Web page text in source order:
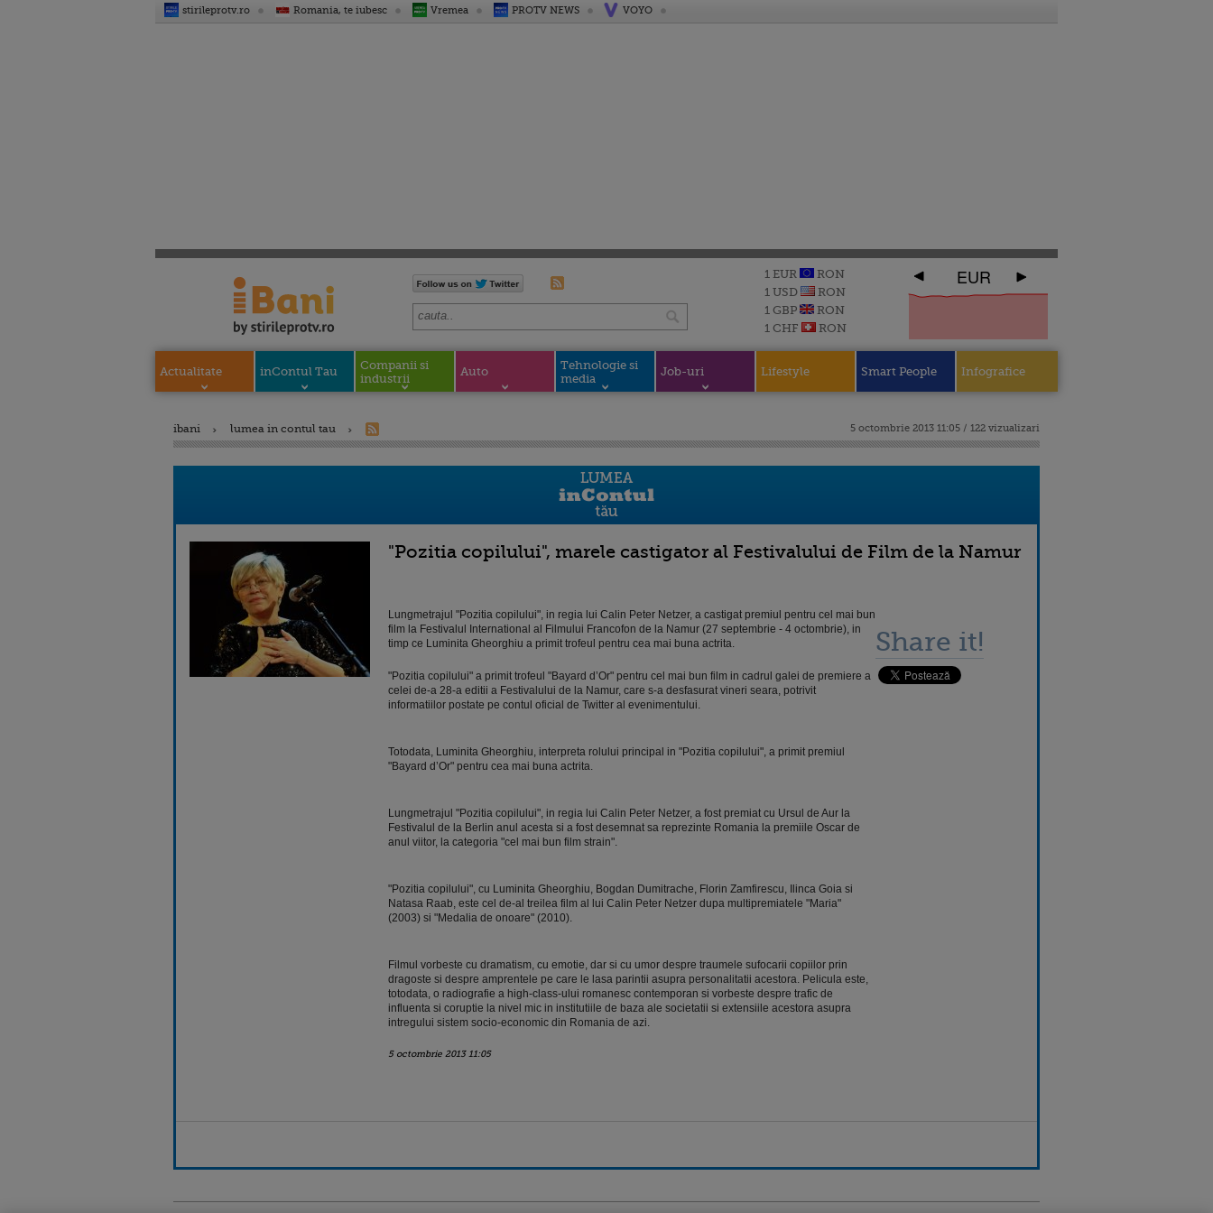
stirileprotv.ro Romania, te iubesc Vremea PROTV NEWS VOYO
1 EUR
RON
1 USD
RON
1 GBP
RON
1 CHF
RON
EUR
Actualitate inContul Tau
Companii si
industrii
Auto
Tehnologie si
media
Job-uri Lifestyle Smart People Infografice
ibani lumea in contul tau 5 octombrie 2013 11:05 / 122 vizualizari
"Pozitia copilului", marele castigator al Festivalului de Film de la Namur
Lungmetrajul "Pozitia copilului", in regia lui Calin Peter Netzer, a castigat premiul pentru cel mai bun
film la Festivalul International al Filmului Francofon de la Namur (27 septembrie - 4 octombrie), in
timp ce Luminita Gheorghiu a primit trofeul pentru cea mai buna actrita.
"Pozitia copilului" a primit trofeul "Bayard d’Or" pentru cel mai bun film in cadrul galei de premiere a
celei de-a 28-a editii a Festivalului de la Namur, care s-a desfasurat vineri seara, potrivit
informatiilor postate pe contul oficial de Twitter al evenimentului.
Totodata, Luminita Gheorghiu, interpreta rolului principal in "Pozitia copilului", a primit premiul
"Bayard d’Or" pentru cea mai buna actrita.
Lungmetrajul "Pozitia copilului", in regia lui Calin Peter Netzer, a fost premiat cu Ursul de Aur la
Festivalul de la Berlin anul acesta si a fost desemnat sa reprezinte Romania la premiile Oscar de
anul viitor, la categoria "cel mai bun film strain".
"Pozitia copilului", cu Luminita Gheorghiu, Bogdan Dumitrache, Florin Zamfirescu, Ilinca Goia si
Natasa Raab, este cel de-al treilea film al lui Calin Peter Netzer dupa multipremiatele "Maria"
(2003) si "Medalia de onoare" (2010).
Filmul vorbeste cu dramatism, cu emotie, dar si cu umor despre traumele sufocarii copiilor prin
dragoste si despre amprentele pe care le lasa parintii asupra personalitatii acestora. Pelicula este,
totodata, o radiografie a high-class-ului romanesc contemporan si vorbeste despre trafic de
influenta si coruptie la nivel mic in institutiile de baza ale societatii si extensiile acestora asupra
intregului sistem socio-economic din Romania de azi.
5 octombrie 2013 11:05
Share it!